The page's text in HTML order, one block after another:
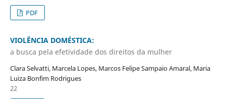
PDF
VIOLÊNCIA DOMÉSTICA:
a busca pela efetividade dos direitos da mulher
Clara Selvatti, Marcela Lopes, Marcos Felipe Sampaio Amaral, Maria
Luiza Bonfim Rodrigues
22